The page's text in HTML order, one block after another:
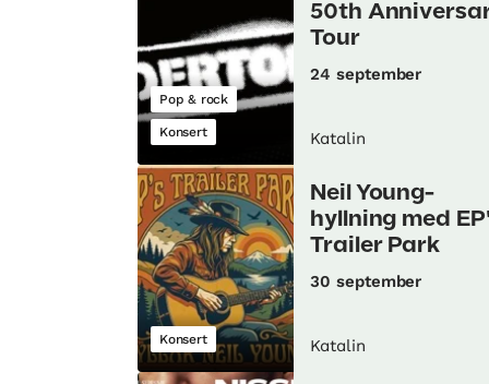
Pop & rock
Konsert
50th
Tour
24 september
Katalin
Konsert
Neil Young-
hyllning med
Trailer Park
30 september
Katalin